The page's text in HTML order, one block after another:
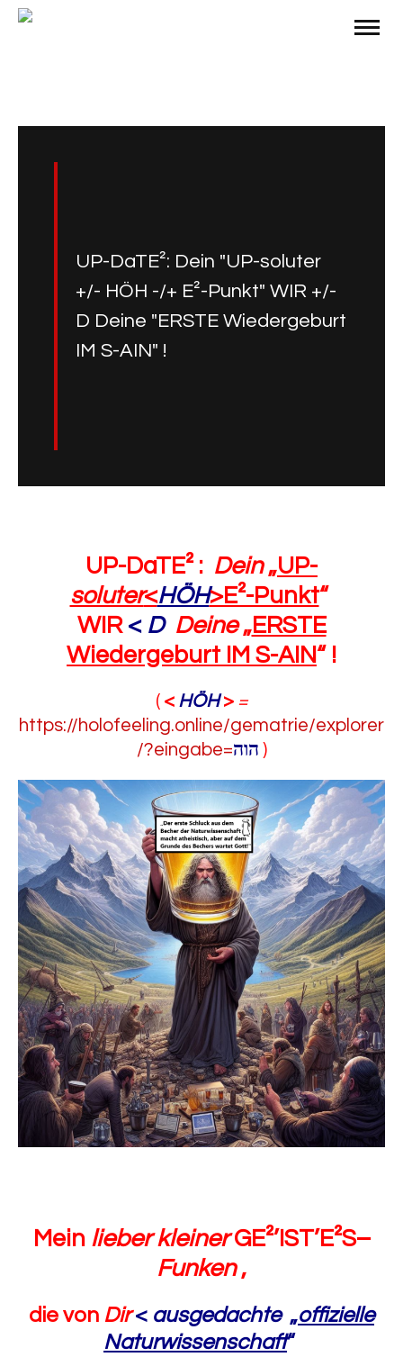
UP-DaTE²: Dein "UP-soluter
+/- HÖH -/+ E²-Punkt" WIR +/-
D Deine "ERSTE Wiedergeburt
IM S-AIN" !
UP-DaTE² : Dein „UP-
soluter<HÖH>E²-Punkt“
WIR < D Deine „ERSTE
Wiedergeburt IM S-AIN“ !
( < HÖH>=
https://holofeeling.online/gematrie/explorer
/?eingabe=הוה )
Mein lieber kleinerGE²’IST’E²S–
Funken,
die von Dir< ausgedachte„offizielle
Naturwissenschaft“